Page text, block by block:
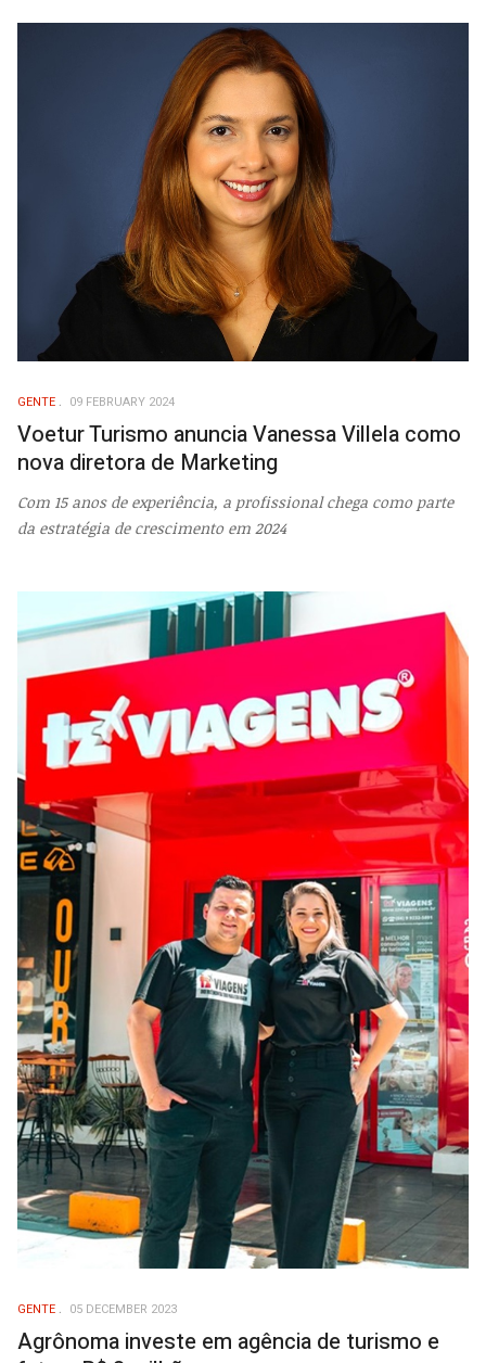
GENTE 09 FEBRUARY 2024
Voetur Turismo anuncia Vanessa Villela como
nova diretora de Marketing
Com 15 anos de experiência, a profissional chega como parte
da estratégia de crescimento em 2024
GENTE 05 DECEMBER 2023
Agrônoma investe em agência de turismo e